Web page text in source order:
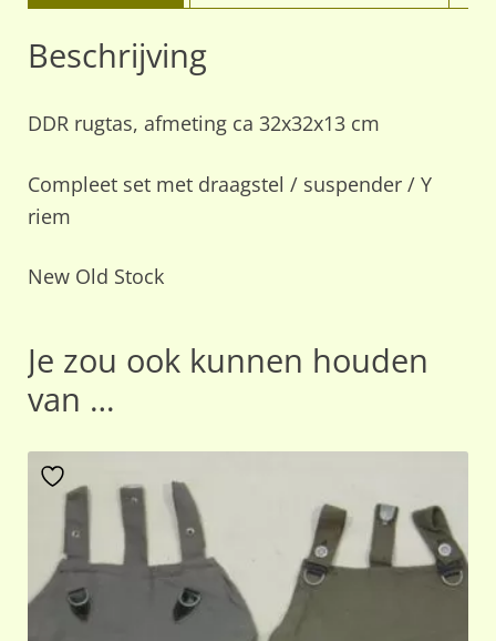
Beschrijving
DDR rugtas, afmeting ca 32x32x13 cm
Compleet set met draagstel / suspender / Y
riem
New Old Stock
Je zou ook kunnen houden
van …